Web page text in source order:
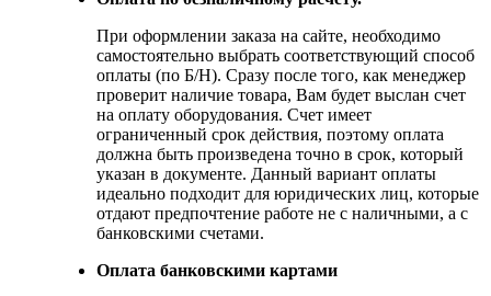
При оформлении заказа на сайте, необходимо
самостоятельно выбрать соответствующий способ
оплаты (по Б/Н). Сразу после того, как менеджер
проверит наличие товара, Вам будет выслан счет
на оплату оборудования. Счет имеет
ограниченный срок действия, поэтому оплата
должна быть произведена точно в срок, который
указан в документе. Данный вариант оплаты
идеально подходит для юридических лиц, которые
отдают предпочтение работе не с наличными, а с
банковскими счетами.
Оплата банковскими картами